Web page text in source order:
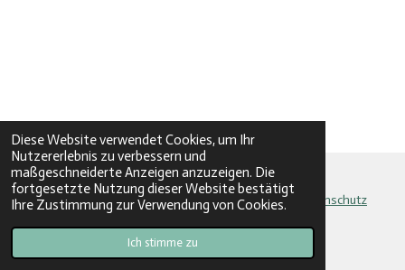
Diese Website verwendet Cookies, um Ihr
Nutzererlebnis zu verbessern und
maßgeschneiderte Anzeigen anzuzeigen. Die
fortgesetzte Nutzung dieser Website bestätigt
Ihre Zustimmung zur Verwendung von Cookies.
Ich stimme zu
AGB|Zahlung und Versand|Widerrufsbelehrung
Datenschutz